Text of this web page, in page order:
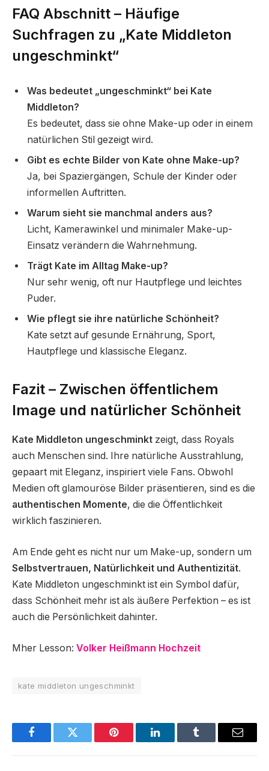
FAQ Abschnitt – Häufige
Suchfragen zu „Kate Middleton
ungeschminkt“
Was bedeutet „ungeschminkt“ bei Kate
Middleton?
Es bedeutet, dass sie ohne Make-up oder in einem
natürlichen Stil gezeigt wird.
Gibt es echte Bilder von Kate ohne Make-up?
Ja, bei Spaziergängen, Schule der Kinder oder
informellen Auftritten.
Warum sieht sie manchmal anders aus?
Licht, Kamerawinkel und minimaler Make-up-
Einsatz verändern die Wahrnehmung.
Trägt Kate im Alltag Make-up?
Nur sehr wenig, oft nur Hautpflege und leichtes
Puder.
Wie pflegt sie ihre natürliche Schönheit?
Kate setzt auf gesunde Ernährung, Sport,
Hautpflege und klassische Eleganz.
Fazit – Zwischen öffentlichem
Image und natürlicher Schönheit
Kate Middleton ungeschminkt zeigt, dass Royals
auch Menschen sind. Ihre natürliche Ausstrahlung,
gepaart mit Eleganz, inspiriert viele Fans. Obwohl
Medien oft glamouröse Bilder präsentieren, sind es die
authentischen Momente, die die Öffentlichkeit
wirklich faszinieren.
Am Ende geht es nicht nur um Make-up, sondern um
Selbstvertrauen, Natürlichkeit und Authentizität.
Kate Middleton ungeschminkt ist ein Symbol dafür,
dass Schönheit mehr ist als äußere Perfektion – es ist
auch die Persönlichkeit dahinter.
Mher Lesson: Volker Heißmann Hochzeit
kate middleton ungeschminkt
FacebookTwitter Pinterest LinkedInTumblr Email